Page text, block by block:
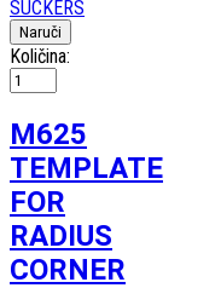
Količina:
M625
TEMPLATE
FOR
RADIUS
CORNER